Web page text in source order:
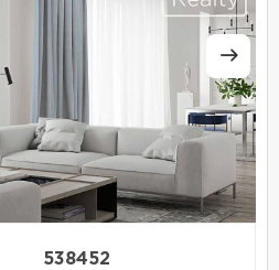
538452